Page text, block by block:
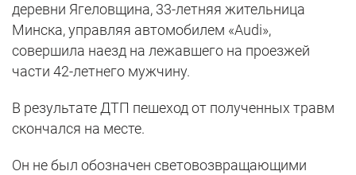
деревни Ягеловщина, 33-летняя жительница
Минска, управляя автомобилем «Audi»,
совершила наезд на лежавшего на проезжей
части 42-летнего мужчину.
В результате ДТП пешеход от полученных травм
скончался на месте.
Он не был обозначен световозвращающими